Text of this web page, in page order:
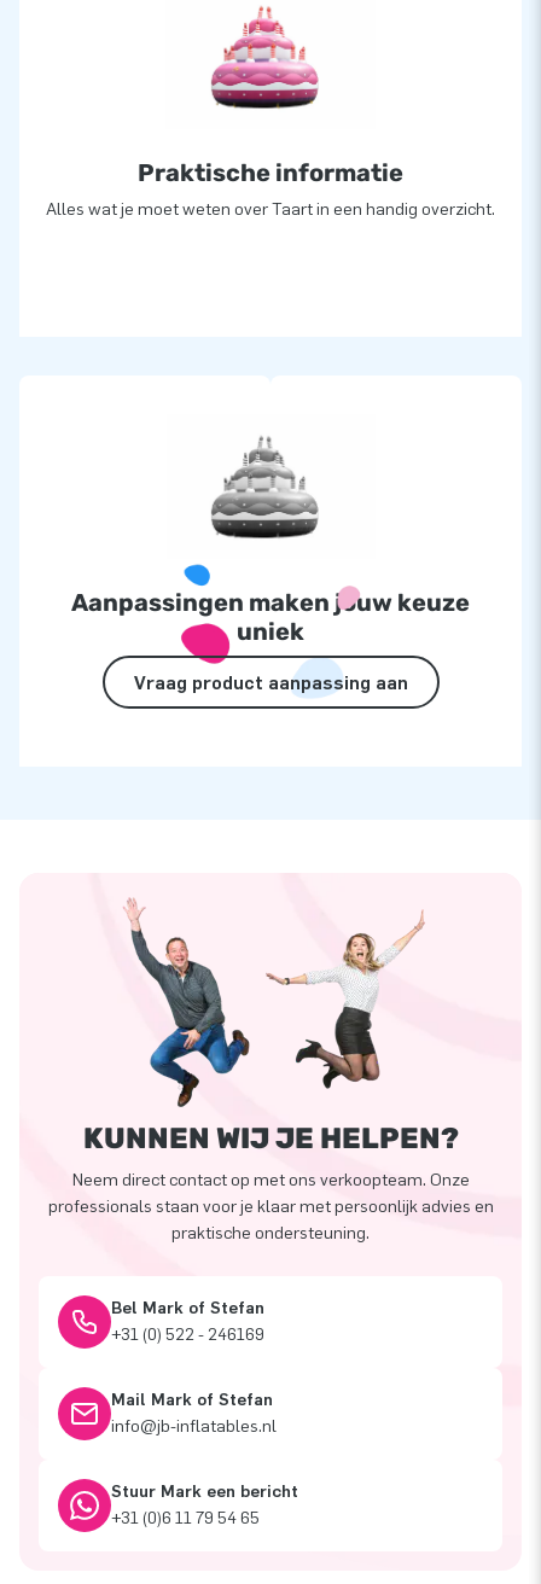
Praktische informatie
Alles wat je moet weten over Taart in een handig overzicht.
Aanpassingen maken jouw keuze
uniek
Vraag product aanpassing aan
KUNNEN WIJ JE HELPEN?
Neem direct contact op met ons verkoopteam. Onze
professionals staan voor je klaar met persoonlijk advies en
praktische ondersteuning.
Bel Mark of Stefan
+31 (0) 522 - 246169
Mail Mark of Stefan
info@jb-inflatables.nl
Stuur Mark een bericht
+31 (0)6 11 79 54 65